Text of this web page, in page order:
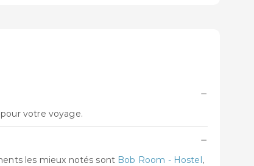
−
votre voyage.
−
les mieux notés sont Bob Room - Hostel,